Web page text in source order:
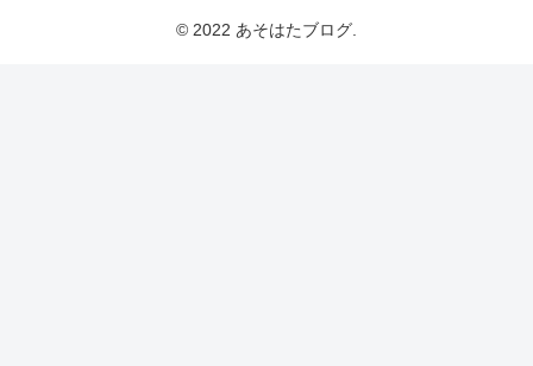
© 2022 あそはたブログ.